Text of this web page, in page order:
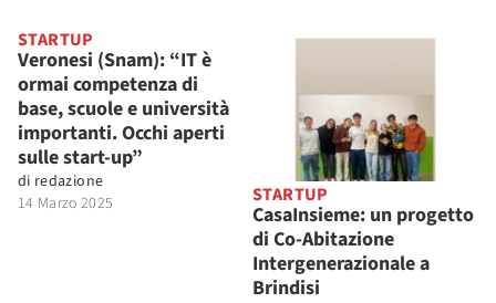
STARTUP
Veronesi (Snam): “IT è
ormai competenza di
base, scuole e università
importanti. Occhi aperti
sulle start-up”
di redazione
14 Marzo 2025
STARTUP
CasaInsieme: un progetto
di Co-Abitazione
Intergenerazionale a
Brindisi